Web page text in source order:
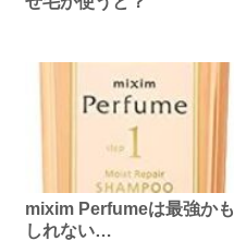
mixim Perfumeは最強かも
しれない…